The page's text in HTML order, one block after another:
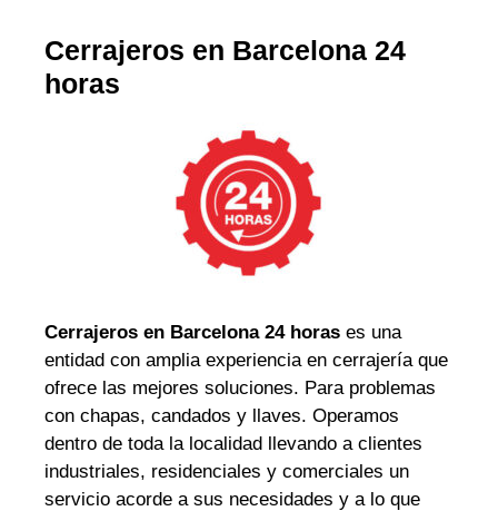
Cerrajeros en Barcelona 24
horas
Cerrajeros en Barcelona 24 horas es una
entidad con amplia experiencia en cerrajería que
ofrece las mejores soluciones. Para problemas
con chapas, candados y llaves. Operamos
dentro de toda la localidad llevando a clientes
industriales, residenciales y comerciales un
servicio acorde a sus necesidades y a lo que